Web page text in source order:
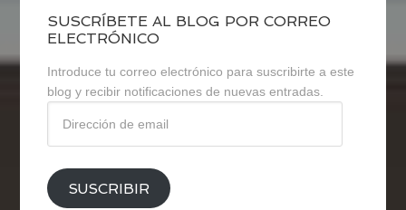
SUSCRÍBETE AL BLOG POR CORREO
ELECTRÓNICO
Introduce tu correo electrónico para suscribirte a este
blog y recibir notificaciones de nuevas entradas.
email
SUSCRIBIR